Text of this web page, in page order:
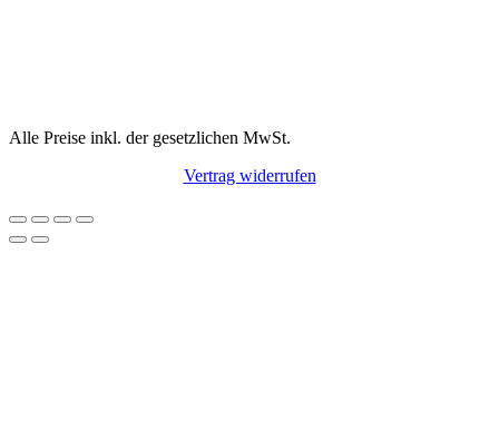
Alle Preise inkl. der gesetzlichen MwSt.
Vertrag widerrufen